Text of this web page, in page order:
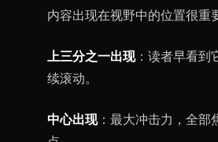
内容出现在视野中的位置很重
上三分之一出现：读者早看到
续滚动。
中心出现：最大冲击力，全部